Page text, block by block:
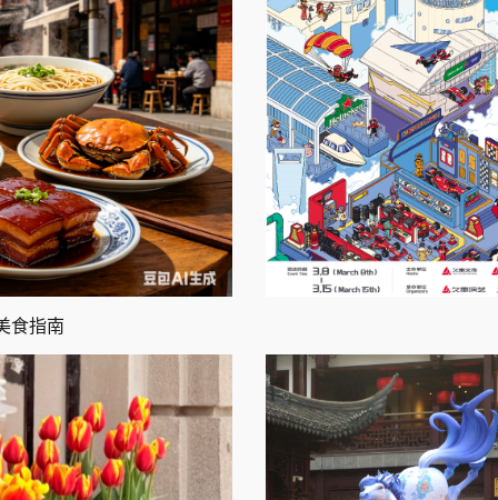
食指南